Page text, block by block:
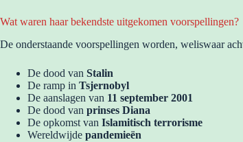
Wat waren haar bekendste uitgekomen voorspellingen?
De onderstaande voorspellingen worden, weliswaar
De dood van Stalin
De ramp in Tsjernobyl
De aanslagen van 11 september 2001
De dood van prinses Diana
De opkomst van Islamitisch terrorisme
Wereldwijde pandemieën